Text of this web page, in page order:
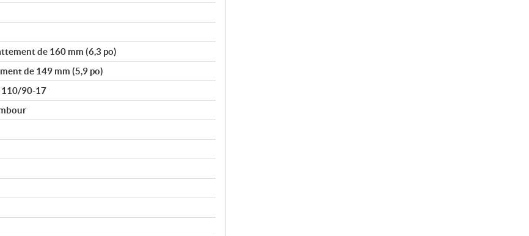
de 160 mm (6,3 po)
de 149 mm (5,9 po)
110/90-17